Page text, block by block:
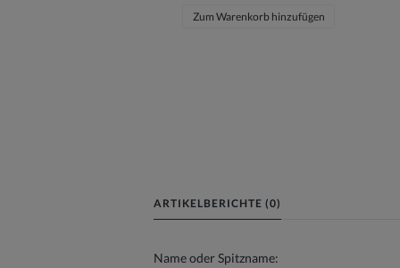
Zum Warenkorb hinzufügen
ARTIKELBERICHTE (0)
Name oder Spitzname: